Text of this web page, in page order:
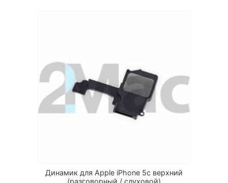
Динамик для Apple iPhone 5c верхний
(разговорный / слуховой)